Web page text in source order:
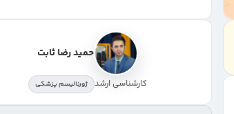
جمع‌بندی
حمید رضا ثابت
کارشناسی ارشد ژورنالیسم پزشکی